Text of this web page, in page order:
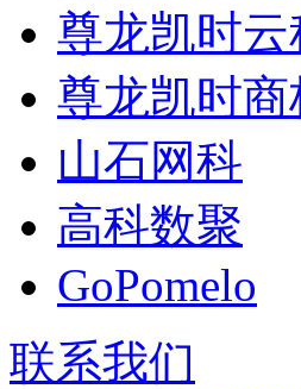
尊龙凯时云
尊龙凯时商
山石网科
高科数聚
GoPomelo
联系我们